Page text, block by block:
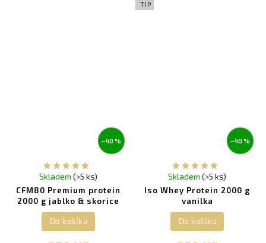
–40 %
CFM80 Premium protein
2000 g jablko & skorice
Skladem(>5 ks)
Do košíku
TIP
–40 %
Iso Whey Protein 2000 g
vanilka
Skladem(>5 ks)
Do košíku